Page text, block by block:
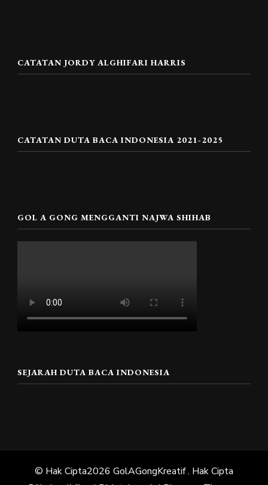
CATATAN JORDY ALGHIFARI HARRIS
CATATAN DUTA BACA INDONESIA 2021-2025
GOL A GONG MENGGANTI NAJWA SHIHAB
SEJARAH DUTA BACA INDONESIA
© Hak Cipta2026 GolAGongKreatif. Hak Cipta